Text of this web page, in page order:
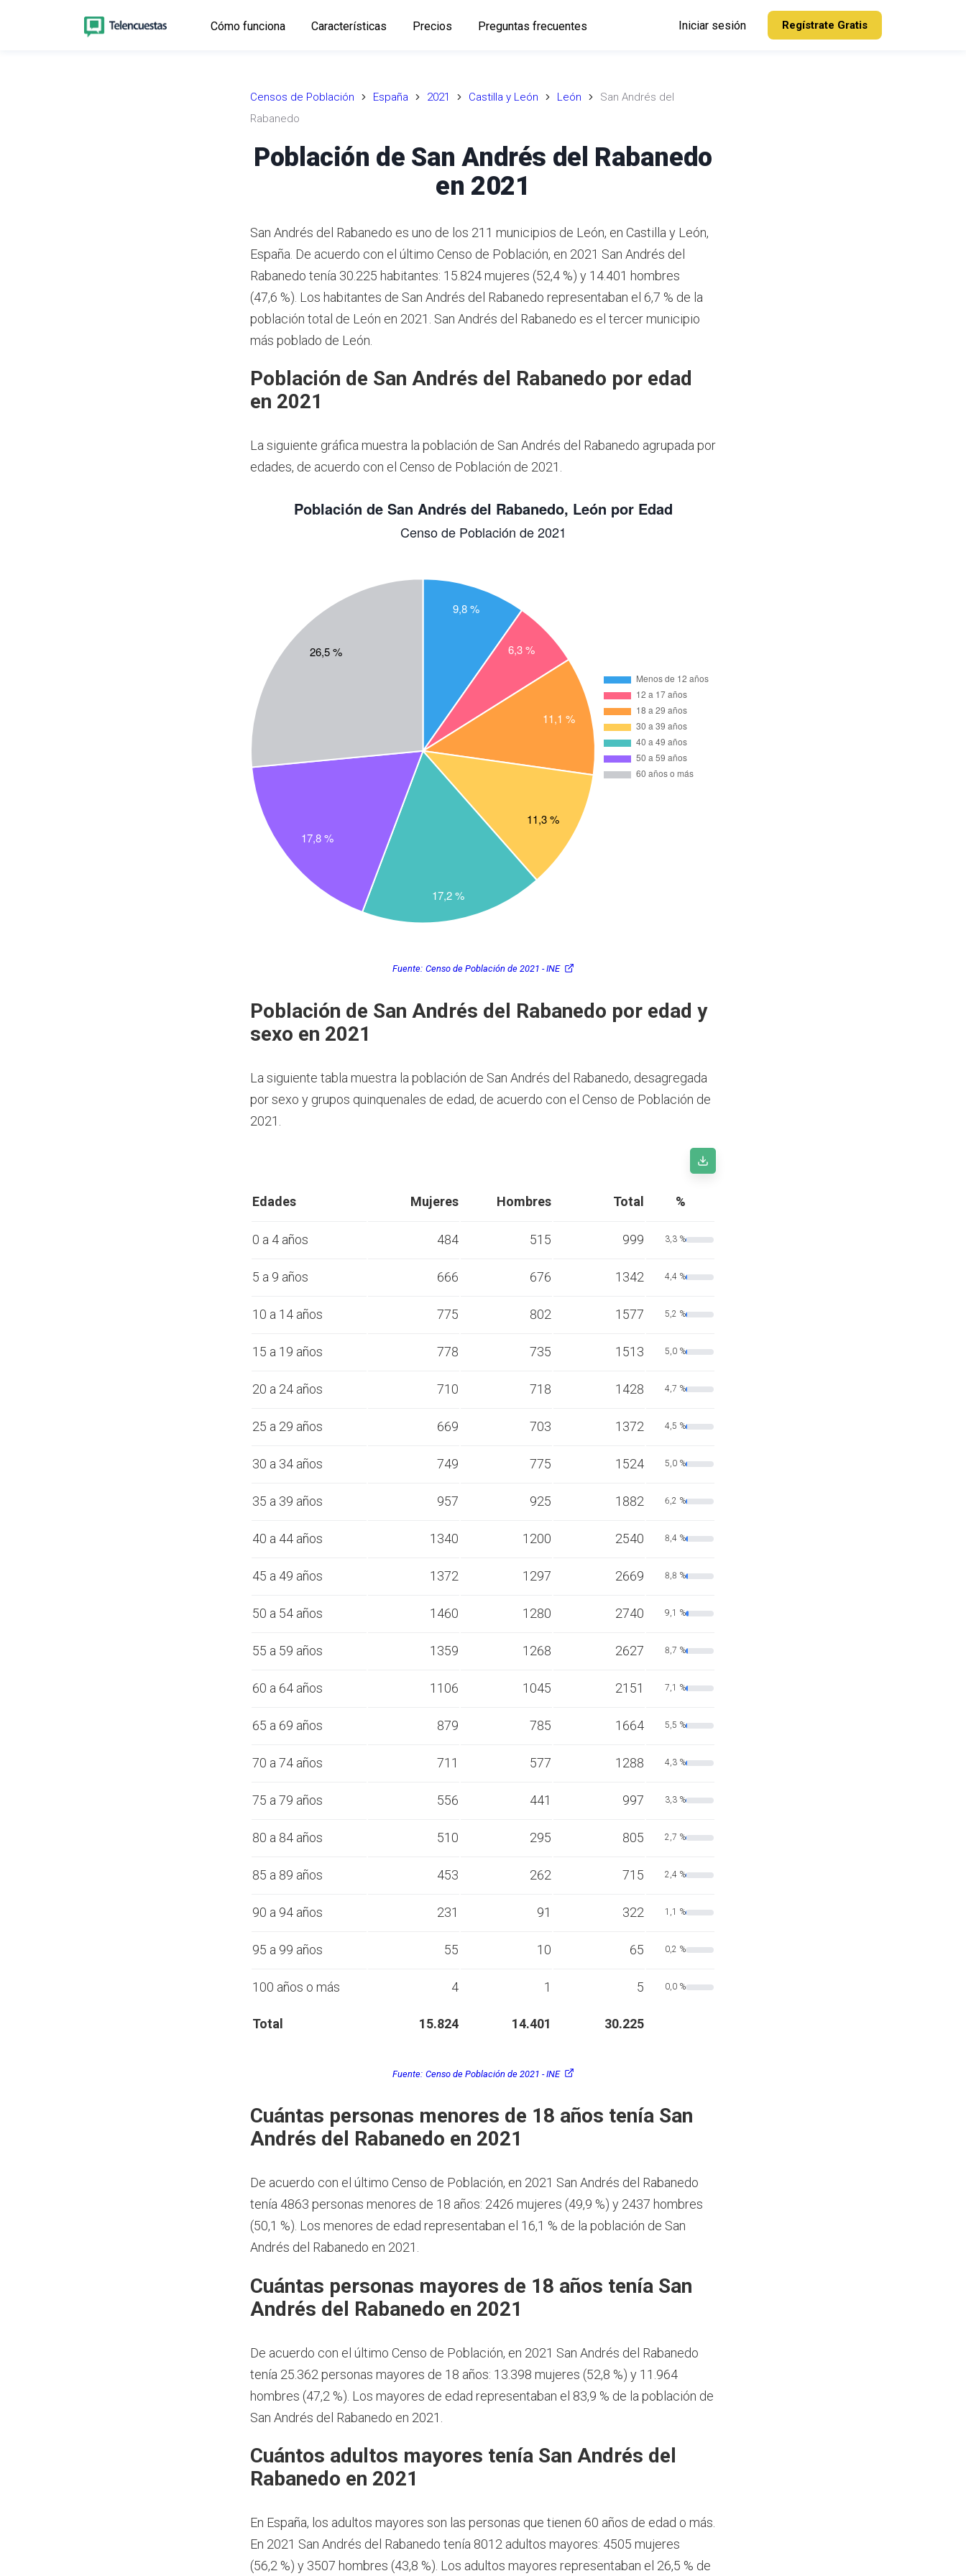
Cómo funciona Características Precios Preguntas frecuentes Iniciar sesión Regístrate Gratis
Censos de Población España 2021 Castilla y León León
San Andrés del
Rabanedo
Población de San Andrés del Rabanedo
en 2021
San Andrés del Rabanedo es uno de los 211 municipios de León, en Castilla y León,
España. De acuerdo con el último Censo de Población, en 2021 San Andrés del
Rabanedo tenía 30.225 habitantes: 15.824 mujeres (52,4 %) y 14.401 hombres
(47,6 %). Los habitantes de San Andrés del Rabanedo representaban el 6,7 % de la
población total de León en 2021. San Andrés del Rabanedo es el tercer municipio
más poblado de León.
Población de San Andrés del Rabanedo por edad
en 2021
La siguiente gráfica muestra la población de San Andrés del Rabanedo agrupada por
edades, de acuerdo con el Censo de Población de 2021.
Fuente: Censo de Población de 2021 - INE
Población de San Andrés del Rabanedo por edad y
sexo en 2021
La siguiente tabla muestra la población de San Andrés del Rabanedo, desagregada
por sexo y grupos quinquenales de edad, de acuerdo con el Censo de Población de
2021.
Edades Mujeres Hombres Total %
0 a 4 años 484 515 999 3,3 %
5 a 9 años 666 676 1342 4,4 %
10 a 14 años 775 802 1577 5,2 %
15 a 19 años 778 735 1513 5,0 %
20 a 24 años 710 718 1428 4,7 %
25 a 29 años 669 703 1372 4,5 %
30 a 34 años 749 775 1524 5,0 %
35 a 39 años 957 925 1882 6,2 %
40 a 44 años 1340 1200 2540 8,4 %
45 a 49 años 1372 1297 2669 8,8 %
50 a 54 años 1460 1280 2740 9,1 %
55 a 59 años 1359 1268 2627 8,7 %
60 a 64 años 1106 1045 2151 7,1 %
65 a 69 años 879 785 1664 5,5 %
70 a 74 años 711 577 1288 4,3 %
75 a 79 años 556 441 997 3,3 %
80 a 84 años 510 295 805 2,7 %
85 a 89 años 453 262 715 2,4 %
90 a 94 años 231 91 322 1,1 %
95 a 99 años 55 10 65 0,2 %
100 años o más 4 1 5 0,0 %
Total 15.824 14.401 30.225
Fuente: Censo de Población de 2021 - INE
Cuántas personas menores de 18 años tenía San
Andrés del Rabanedo en 2021
De acuerdo con el último Censo de Población, en 2021 San Andrés del Rabanedo
tenía 4863 personas menores de 18 años: 2426 mujeres (49,9 %) y 2437 hombres
(50,1 %). Los menores de edad representaban el 16,1 % de la población de San
Andrés del Rabanedo en 2021.
Cuántas personas mayores de 18 años tenía San
Andrés del Rabanedo en 2021
De acuerdo con el último Censo de Población, en 2021 San Andrés del Rabanedo
tenía 25.362 personas mayores de 18 años: 13.398 mujeres (52,8 %) y 11.964
hombres (47,2 %). Los mayores de edad representaban el 83,9 % de la población de
San Andrés del Rabanedo en 2021.
Cuántos adultos mayores tenía San Andrés del
Rabanedo en 2021
En España, los adultos mayores son las personas que tienen 60 años de edad o más.
En 2021 San Andrés del Rabanedo tenía 8012 adultos mayores: 4505 mujeres
(56,2 %) y 3507 hombres (43,8 %). Los adultos mayores representaban el 26,5 % de